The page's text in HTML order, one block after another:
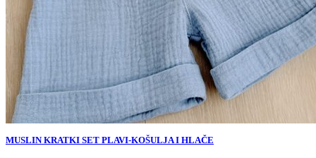
MUSLIN KRATKI SET PLAVI-KOŠULJA I HLAČE